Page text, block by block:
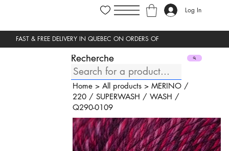
Log In
Recherche
Home> All products> MERINO /
220 / SUPERWASH / WASH /
Q290-0109